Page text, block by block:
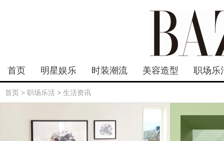
首页 明星娱乐 时装潮流 美容造型 职场乐
首页 > 职场乐活 > 生活资讯